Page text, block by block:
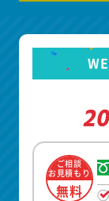
ご相談
お見積もり
無料